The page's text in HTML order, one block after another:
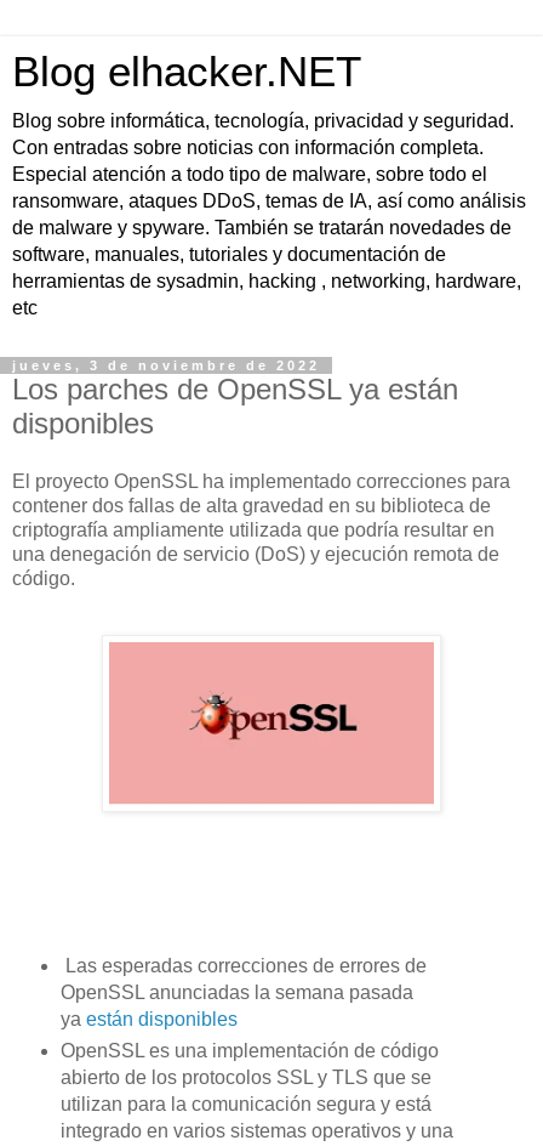
Blog elhacker.NET
Blog sobre informática, tecnología, privacidad y seguridad.
Con entradas sobre noticias con información completa.
Especial atención a todo tipo de malware, sobre todo el
ransomware, ataques DDoS, temas de IA, así como análisis
de malware y spyware. También se tratarán novedades de
software, manuales, tutoriales y documentación de
herramientas de sysadmin, hacking , networking, hardware,
etc
jueves, 3 de noviembre de 2022
Los parches de OpenSSL ya están
disponibles
El proyecto OpenSSL ha implementado correcciones para
contener dos fallas de alta gravedad en su biblioteca de
criptografía ampliamente utilizada que podría resultar en
una denegación de servicio (DoS) y ejecución remota de
código.
Las esperadas correcciones de errores de
OpenSSL anunciadas la semana pasada
ya están disponibles
OpenSSL es una implementación de código
abierto de los protocolos SSL y TLS que se
utilizan para la comunicación segura y está
integrado en varios sistemas operativos y una